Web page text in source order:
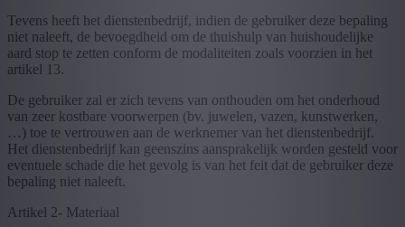
Tevens heeft het dienstenbedrijf, indien de gebruiker deze bepaling
niet naleeft, de bevoegdheid om de thuishulp van huishoudelijke
aard stop te zetten conform de modaliteiten zoals voorzien in het
artikel 13.
De gebruiker zal er zich tevens van onthouden om het onderhoud
van zeer kostbare voorwerpen (bv. juwelen, vazen, kunstwerken,
…) toe te vertrouwen aan de werknemer van het dienstenbedrijf.
Het dienstenbedrijf kan geenszins aansprakelijk worden gesteld voor
eventuele schade die het gevolg is van het feit dat de gebruiker deze
bepaling niet naleeft.
Artikel 2- Materiaal